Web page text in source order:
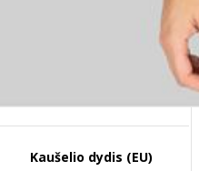
Kaušelio dydis (EU)